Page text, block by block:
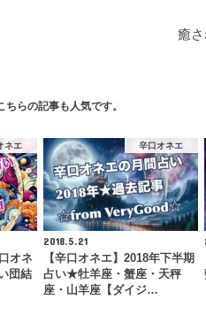
癒
ちらの記事も人気です。
ネエ
オネ
団結
辛口オネエ
2018.5.21
【辛口オネエ】2018年下半期
占い★牡羊座・蟹座・天秤
座・山羊座【ダイジ…